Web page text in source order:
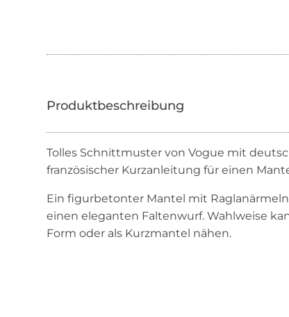
Tolles Schnittmuster von Vogue mit
französischer Kurzanleitung für einen
Ein figurbetonter Mantel mit
einen eleganten Faltenwurf. Wahlweise
Form oder als Kurzmantel nähen.